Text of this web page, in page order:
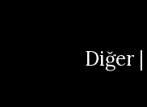
Diğer |